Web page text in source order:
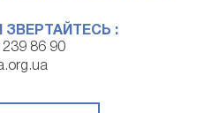
:
239 86 90